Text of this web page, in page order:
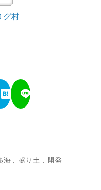
グ村
海 盛り土 開発